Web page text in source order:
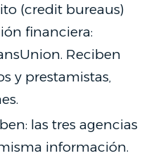
(credit bureaus)
financiera:
Reciben
y prestamistas,
las tres agencias
información.